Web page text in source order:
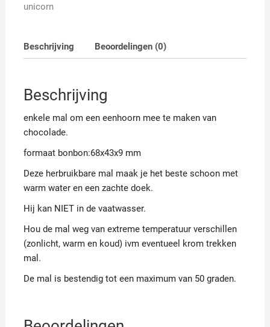
unicorn
Beschrijving Beoordelingen (0)
Beschrijving
enkele mal om een eenhoorn mee te maken van
chocolade.
formaat bonbon:68x43x9 mm
Deze herbruikbare mal maak je het beste schoon met
warm water en een zachte doek.
Hij kan NIET in de vaatwasser.
Hou de mal weg van extreme temperatuur verschillen
(zonlicht, warm en koud) ivm eventueel krom trekken
mal.
De mal is bestendig tot een maximum van 50 graden.